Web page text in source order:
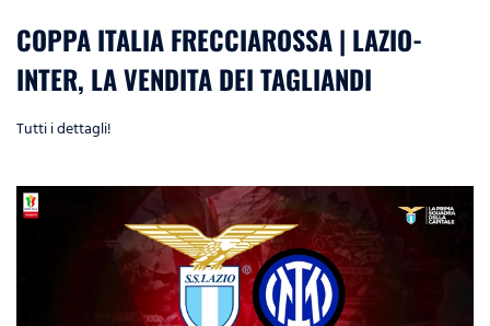
COPPA ITALIA FRECCIAROSSA | LAZIO-
INTER, LA VENDITA DEI TAGLIANDI
Tutti i dettagli!